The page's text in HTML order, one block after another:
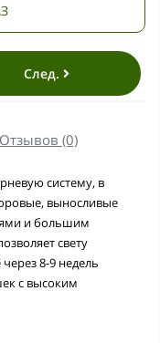
След.
Отзывов (0)
систему, в
выносливые
и большим
свету
8-9 недель
с высоким